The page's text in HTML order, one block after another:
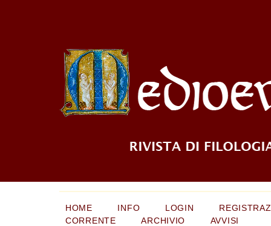
HOME INFO LOGIN
CORRENTE
ARCHIVIO AVVISI